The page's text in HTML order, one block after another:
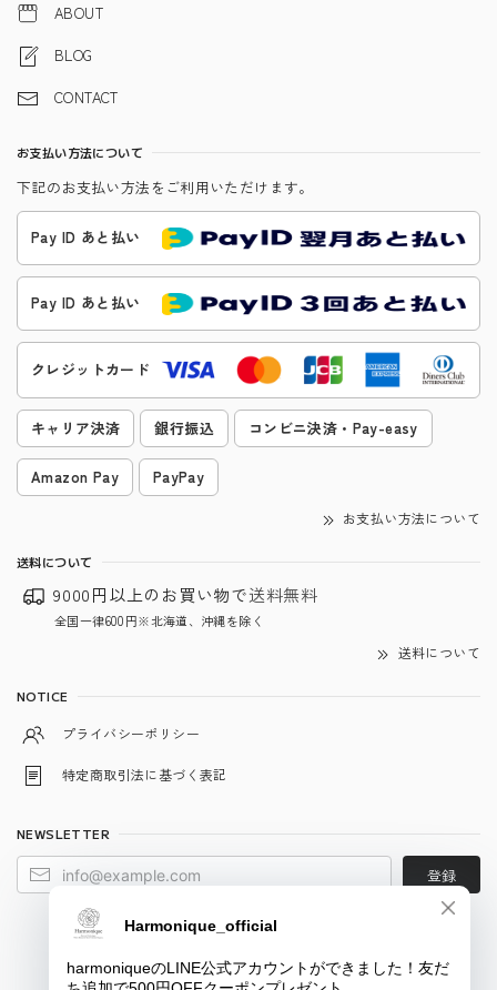
ABOUT
BLOG
CONTACT
お支払い方法について
下記のお支払い方法をご利用いただけます。
Pay ID あと払い
Pay ID あと払い
クレジットカード
キャリア決済 銀行振込 コンビニ決済・Pay-easy
Amazon Pay PayPay
お支払い方法について
送料について
9000円以上のお買い物で送料無料
全国一律600円※北海道、沖縄を除く
送料について
NOTICE
プライバシーポリシー
特定商取引法に基づく表記
NEWSLETTER
登録